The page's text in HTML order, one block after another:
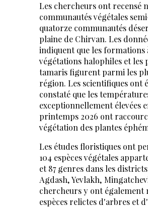
Les chercheurs ont recensé
communautés végétales
quatorze communautés
plaine de Chirvan. Les
indiquent que les formations
végétations halophiles et les
tamaris figurent parmi les
région. Les scientifiques ont
constaté que les
exceptionnellement élevées
printemps 2026 ont
végétation des plantes
Les études floristiques ont
104 espèces végétales
et 87 genres dans les
Agdash, Yevlakh,
chercheurs y ont également
espèces relictes d'arbres et